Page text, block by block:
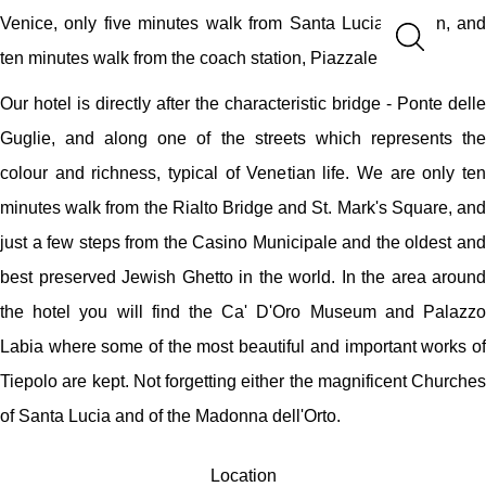
Venice, only five minutes walk from Santa Lucia Station, and
ten minutes walk from the coach station, Piazzale Roma.
Our hotel is directly after the characteristic bridge - Ponte delle
Guglie, and along one of the streets which represents the
colour and richness, typical of Venetian life. We are only ten
minutes walk from the Rialto Bridge and St. Mark's Square, and
just a few steps from the Casino Municipale and the oldest and
best preserved Jewish Ghetto in the world. In the area around
the hotel you will find the Ca' D'Oro Museum and Palazzo
Labia where some of the most beautiful and important works of
Tiepolo are kept. Not forgetting either the magnificent Churches
of Santa Lucia and of the Madonna dell'Orto.
Location